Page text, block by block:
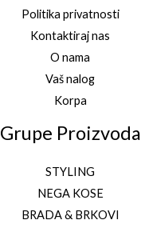
Politika privatnosti
Kontaktiraj nas
O nama
Vaš nalog
Korpa
Grupe Proizvoda
STYLING
NEGA KOSE
BRADA & BRKOVI